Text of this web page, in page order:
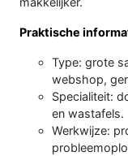
Praktische
Type: grote
webshop,
Specialiteit:
en wastafels.
Werkwijze: